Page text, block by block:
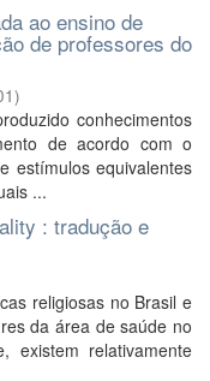
ao ensino de
de professores do
)
conhecimentos
de acordo com o
estímulos equivalentes
...
: tradução e
religiosas no Brasil e
da área de saúde no
existem relativamente